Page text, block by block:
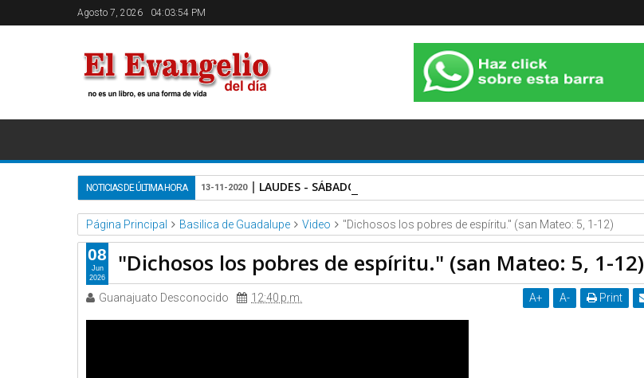
Agosto 7, 2026 04:03:55 PM
NOTICIAS DE ÚLTIMA HORA LAUDES - SÁBADO 14 DE NOVIEMBRE DE 2020.
13-11-2020
Página Principal Basilica de Guadalupe Video "Dichosos los pobres de espíritu." (san Mateo: 5, 1-12)
"Dichosos los pobres de espíritu." (san Mateo: 5, 1-12)
Guanajuato Desconocido 12:40 p.m. A+ A- Print
08
Jun
2026